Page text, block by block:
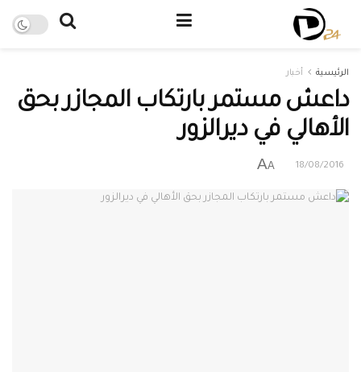
الرئيسية أخبار
داعش مستمر بارتكاب المجازر بحق
الأهالي في ديرالزور
18/08/2016
A
A